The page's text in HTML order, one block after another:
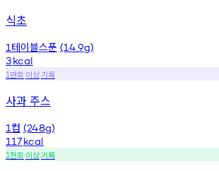
식초
1 테이블스푼 (14.9g)
3kcal
1 만회 이상기록
사과 주스
1 컵 (248g)
117kcal
1천회 이상기록